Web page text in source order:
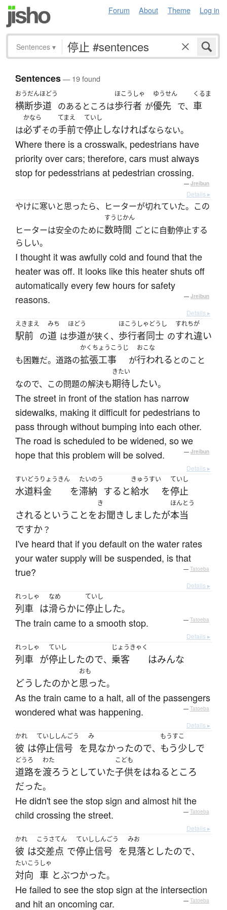
Forum About Theme Log in
Sentences ▾
Sentences— 19 found
おうだんほどう
横断歩道 のあるところは
ほこうしゃ
歩行者 が
ゆうせん
優先 で、
くるま
車
は
かなら
必ずその
てまえ
手前で
ていし
停止しなければならない。
Where there is a crosswalk, pedestrians have
priority over cars; therefore, cars must always
stop for pedesstrians at pedestrian crossing.
— Jreibun
Details ▸
やけに寒いと思ったら、ヒーターが切れていた。この
ヒーターは安全のために
すうじかん
数時間 ごとに自動停止する
らしい。
I thought it was awfully cold and found that the
heater was off. It looks like this heater shuts off
automatically every few hours for safety
reasons.
— Jreibun
Details ▸
えきまえ
駅前 の
みち
道 は
ほどう
歩道が狭く、
ほこうしゃどうし
歩行者同士 の
すれちが
すれ違い
も困難だ。道路の
かくちょうこうじ
拡張工事 が
おこな
行われる とのこと
なので、この問題の解決も
きたい
期待したい。
The street in front of the station has narrow
sidewalks, making it difficult for pedestrians to
pass through without bumping into each other.
The road is scheduled to be widened, so we
hope that this problem will be solved.
— Jreibun
Details ▸
すいどうりょうきん
水道料金 を
たいのう
滞納 する と
きゅうすい
給水 を
ていし
停止
される という ことを
き
お聞き しましたが
ほんとう
本当
ですか？
I've heard that if you default on the water rates
your water supply will be suspended, is that
true?
— Tatoeba
Details ▸
れっしゃ
列車 は
なめ
滑らかに
ていし
停止 した。
The train came to a smooth stop. — Tatoeba
Details ▸
れっしゃ
列車 が
ていし
停止 したので、
じょうきゃく
乗客 はみんな
どうしたのかと
おも
思った。
As the train came to a halt, all of the passengers
wondered what was happening.
— Tatoeba
Details ▸
かれ
彼 は
ていししんごう
停止信号 を
み
見なかったので、
もうすこ
もう少しで
どうろ
道路を
わた
渡ろう としていた
こども
子供をはねる ところ
だった。
He didn't see the stop sign and almost hit the
child crossing the street.
— Tatoeba
Details ▸
かれ
彼 は
こうさてん
交差点 で
ていししんごう
停止信号 を
みお
見落としたので、
たいこう
対向
しゃ
車 とぶつかった。
He failed to see the stop sign at the intersection
and hit an oncoming car.
— Tatoeba